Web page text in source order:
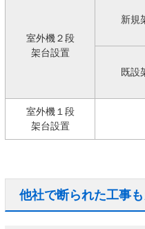
室外機２段
架台設置
新規
既設
室外機１段
架台設置
他社で断られた工事